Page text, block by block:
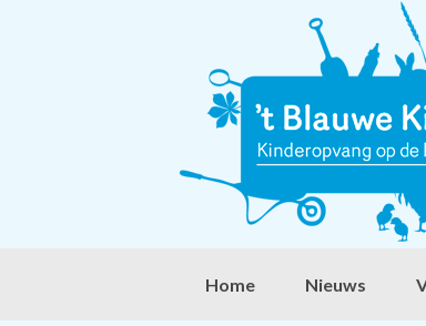
Home Nieuws